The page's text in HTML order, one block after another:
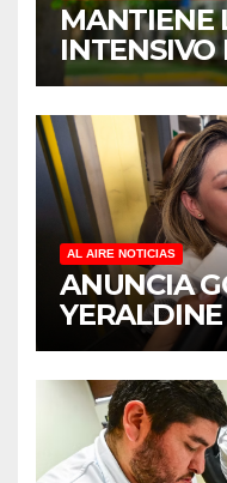
MANTIENE
INTENSIVO
DEL CICLO
2027
AL AIRE NOTICIAS
ANUNCIA
LA
SINALOA